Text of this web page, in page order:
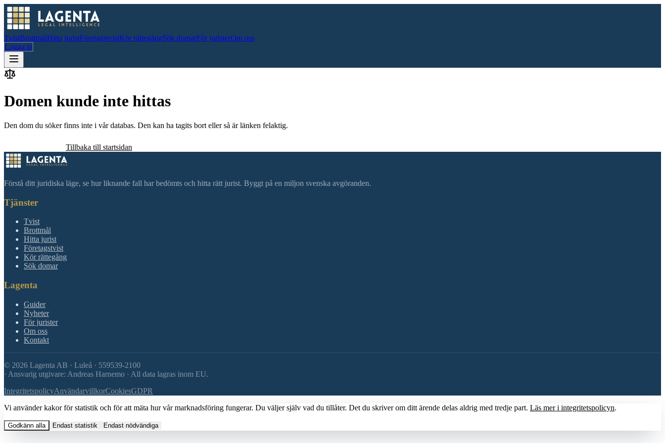
TvistBrottmålHitta juristFöretagstvistKör rättegångSök domarFör juristerOm oss
Logga in
Domen kunde inte hittas
Den dom du söker finns inte i vår databas. Den kan ha tagits bort eller så är länken felaktig.
Tillbaka till startsidan
Förstå ditt juridiska läge, se hur liknande fall har bedömts och hitta rätt jurist. Byggt på en miljon svenska avgöranden.
Tjänster
Tvist
Brottmål
Hitta jurist
Företagstvist
Kör rättegång
Sök domar
Lagenta
Guider
Nyheter
För jurister
Om oss
Kontakt
© 2026 Lagenta AB · Luleå · 559539-2100
· Ansvarig utgivare: Andreas Harnemo · All data lagras inom EU.
IntegritetspolicyAnvändarvillkorCookiesGDPR
Vi använder kakor för statistik och för att mäta hur vår marknadsföring fungerar. Du väljer själv vad du tillåter. Det du skriver om ditt ärende delas aldrig med tredje part. Läs mer i integritetspolicyn.
Godkänn alla Endast statistik Endast nödvändiga